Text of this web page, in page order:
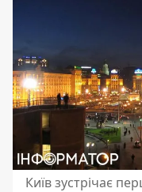
Київ зустрічає